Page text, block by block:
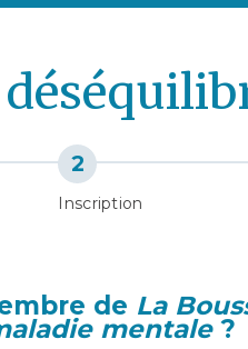
Inscription
de La
mentale?